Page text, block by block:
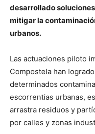
desarrollado
mitigar la
urbanos.
Las actuaciones piloto
Compostela han
determinados
escorrentías urbanas,
arrastra residuos y
por calles y zonas